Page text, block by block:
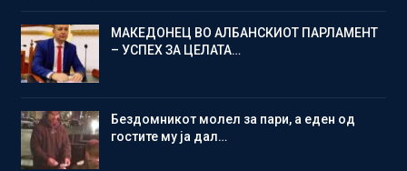
МАКЕДОНЕЦ ВО АЛБАНСКИОТ ПАРЛАМЕНТ
– УСПЕХ ЗА ЦЕЛАТА…
Бездомникот молел за пари, а еден од
гостите му ја дал…